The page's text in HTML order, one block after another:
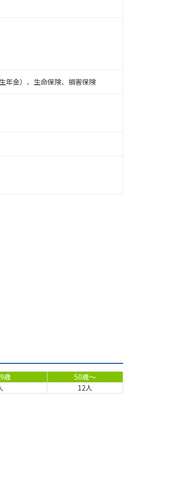
年金）、生命保険、損害保険
歳
50歳～
12人